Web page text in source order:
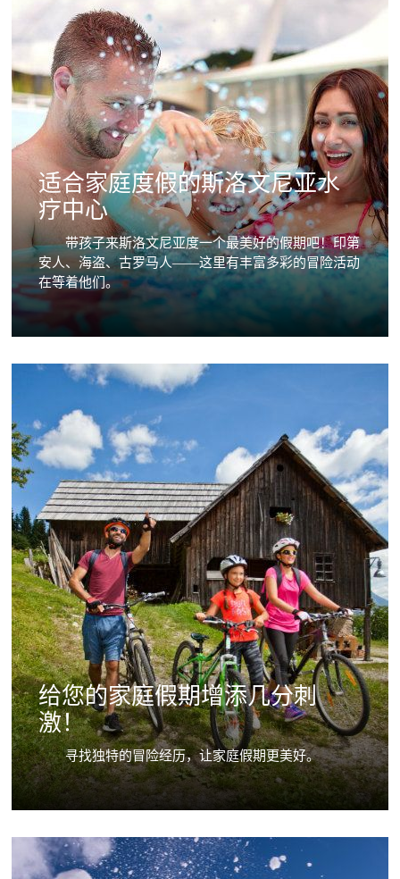
适合家庭度假的斯洛文尼亚水
疗中心
带孩子来斯洛文尼亚度一个最美好的假期吧！印第
安人、海盗、古罗马人——这里有丰富多彩的冒险活动
在等着他们。
给您的家庭假期增添几分刺
激！
寻找独特的冒险经历，让家庭假期更美好。